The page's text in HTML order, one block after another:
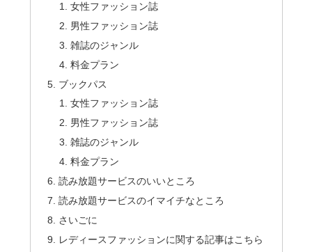
女性ファッション誌
男性ファッション誌
雑誌のジャンル
料金プラン
ブックパス
女性ファッション誌
男性ファッション誌
雑誌のジャンル
料金プラン
読み放題サービスのいいところ
読み放題サービスのイマイチなところ
さいごに
レディースファッションに関する記事はこちら